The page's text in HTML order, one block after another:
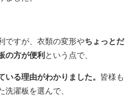
ですが、衣類の変形やちょっとだ
の方が便利 という点で、
いる理由がわかりました。 皆様も
洗濯板を選んで、